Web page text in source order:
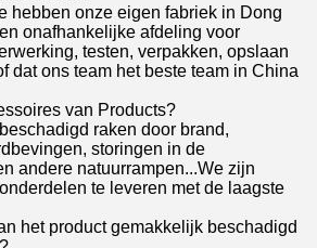
hebben onze eigen fabriek in Dong
onafhankelijke afdeling voor
testen, verpakken, opslaan
dat ons team het beste team in China
van Products?
raken door brand,
storingen in de
andere natuurrampen...We zijn
te leveren met de laagste
het product gemakkelijk beschadigd